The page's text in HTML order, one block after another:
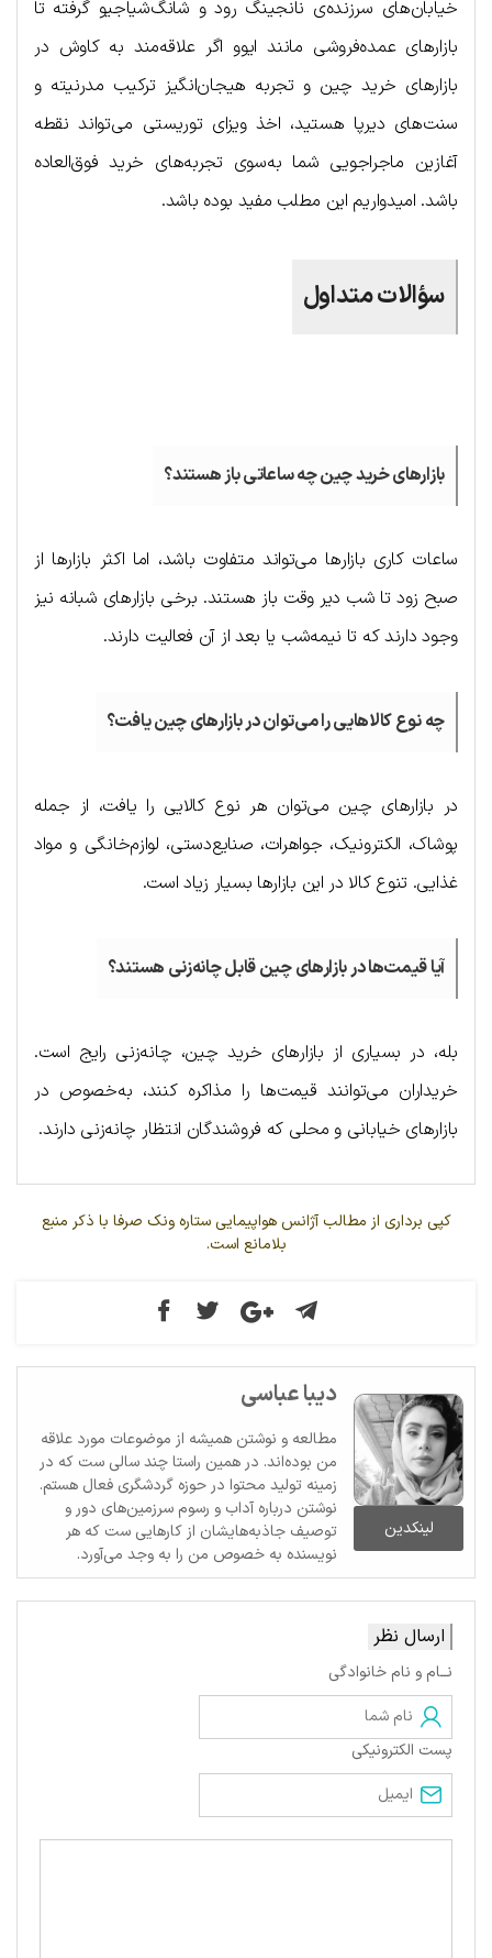
خیابان‌های سرزنده‌ی نانجینگ رود و شانگ‌شیاجیو گرفته تا
بازارهای عمده‌فروشی مانند ایوو اگر علاقه‌مند به کاوش در
بازارهای خرید چین و تجربه هیجان‌انگیز ترکیب مدرنیته و
سنت‌های دیرپا هستید، اخذ ویزای توریستی می‌تواند نقطه
آغازین ماجراجویی شما به‌سوی تجربه‌های خرید فوق‌العاده
باشد. امیدواریم این مطلب مفید بوده باشد.
سؤالات متداول
بازارهای خرید چین چه ساعاتی باز هستند؟
ساعات کاری بازارها می‌تواند متفاوت باشد، اما اکثر بازارها از
صبح زود تا شب دیر وقت باز هستند. برخی بازارهای شبانه نیز
وجود دارند که تا نیمه‌شب یا بعد از آن فعالیت دارند.
چه نوع کالاهایی را می‌توان در بازارهای چین یافت؟
در بازارهای چین می‌توان هر نوع کالایی را یافت، از جمله
پوشاک، الکترونیک، جواهرات، صنایع‌دستی، لوازم‌خانگی و مواد
غذایی. تنوع کالا در این بازارها بسیار زیاد است.
آیا قیمت‌ها در بازارهای چین قابل چانه‌زنی هستند؟
بله، در بسیاری از بازارهای خرید چین، چانه‌زنی رایج است.
خریداران می‌توانند قیمت‌ها را مذاکره کنند، به‌خصوص در
بازارهای خیابانی و محلی که فروشندگان انتظار چانه‌زنی دارند.
کپی برداری از مطالب آژانس هواپیمایی ستاره ونک صرفا با ذکر منبع
بلامانع است.
لینکدین
دیبا عباسی
مطالعه و نوشتن همیشه از موضوعات مورد علاقه
من بوده‌اند. در همین راستا چند سالی ست که در
زمینه تولید محتوا در حوزه گردشگری فعال هستم.
نوشتن درباره آداب و رسوم سرزمین‌های دور و
توصیف جاذبه‌هایشان از کارهایی ست که هر
نویسنده به خصوص من را به وجد می‌آورد.
ارسال نظر
نــام و نام خانوادگی
پست الکترونیکی